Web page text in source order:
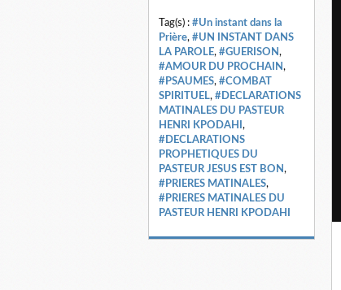
Tag(s) : #Un instant dans la
Prière, #UN INSTANT DANS
LA PAROLE, #GUERISON,
#AMOUR DU PROCHAIN,
#PSAUMES, #COMBAT
SPIRITUEL, #DECLARATIONS
MATINALES DU PASTEUR
HENRI KPODAHI ,
#DECLARATIONS
PROPHETIQUES DU
PASTEUR JESUS EST BON,
#PRIERES MATINALES,
#PRIERES MATINALES DU
PASTEUR HENRI KPODAHI